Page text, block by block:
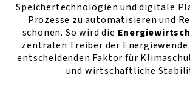
Speichertechnologien und digitale
Prozesse zu automatisieren und
schonen. So wird die
zentralen Treiber der Energiewende
entscheidenden Faktor für
und wirtschaftliche